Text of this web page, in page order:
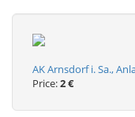
AK Arnsdorf i. Sa.,
Price:2 €